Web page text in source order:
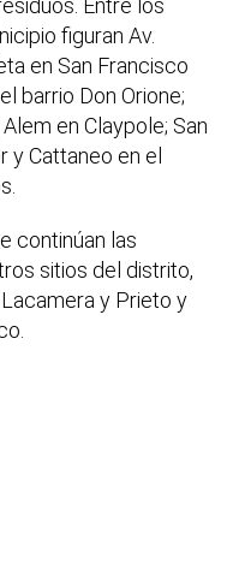
figuran Av.
en San Francisco
barrio Don Orione;
en Claypole; San
y Cattaneo en el
continúan las
sitios del distrito,
y Prieto y